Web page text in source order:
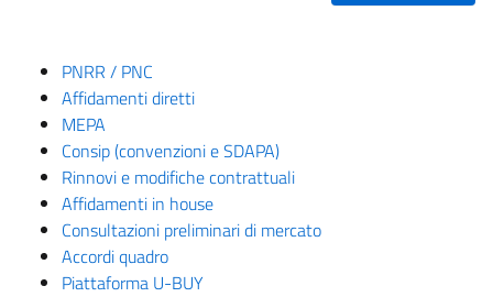
PNRR / PNC
Affidamenti diretti
MEPA
Consip (convenzioni e SDAPA)
Rinnovi e modifiche contrattuali
Affidamenti in house
Consultazioni preliminari di mercato
Accordi quadro
Piattaforma U-BUY